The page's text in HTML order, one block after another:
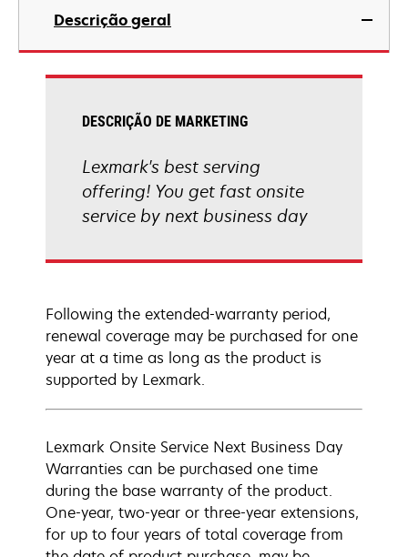
Descrição geral
DESCRIÇÃO DE MARKETING
Lexmark's best serving
offering! You get fast onsite
service by next business day
Following the extended-warranty period,
renewal coverage may be purchased for one
year at a time as long as the product is
supported by Lexmark.
Lexmark Onsite Service Next Business Day
Warranties can be purchased one time
during the base warranty of the product.
One-year, two-year or three-year extensions,
for up to four years of total coverage from